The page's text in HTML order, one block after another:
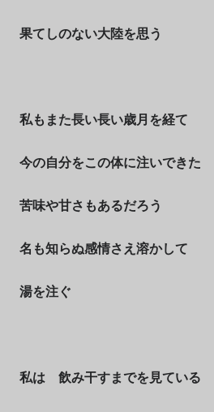
果てしのない大陸を思う
私もまた長い長い歳月を経て
今の自分をこの体に注いできた
苦味や甘さもあるだろう
名も知らぬ感情さえ溶かして
湯を注ぐ
私は 飲み干すまでを見ている